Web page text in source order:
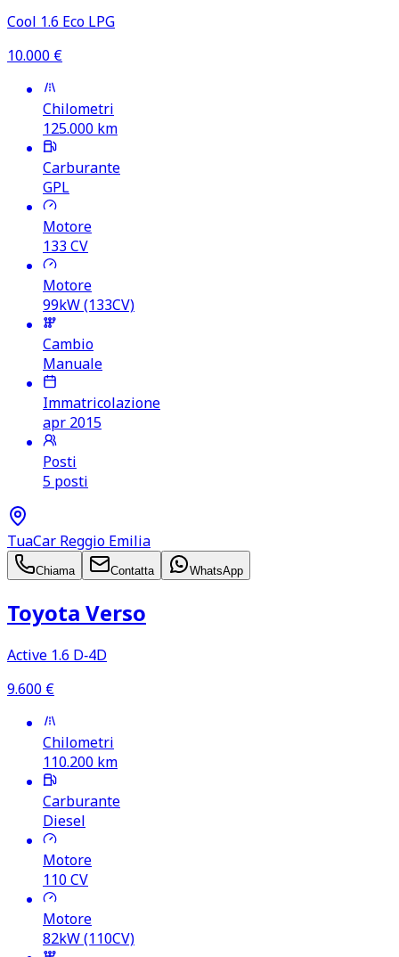
Cool 1.6 Eco LPG
10.000 €
Chilometri
125.000 km
Carburante
GPL
Motore
133CV
Motore
99kW (133CV)
Cambio
Manuale
Immatricolazione
apr 2015
Posti
5 posti
TuaCar Reggio Emilia
Chiama Contatta WhatsApp
Toyota Verso
Active 1.6 D‑4D
9.600 €
Chilometri
110.200 km
Carburante
Diesel
Motore
110CV
Motore
82kW (110CV)